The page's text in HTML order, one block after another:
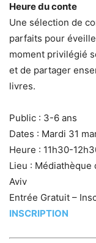
Heure du conte
Une sélection de
parfaits pour
moment privilégié
et de partager
livres.
Public : 3-6 ans
Dates : Mardi 31
Heure : 11h30-
Lieu : Médiathèque
Aviv
Entrée Gratuit –
INSCRIPTION